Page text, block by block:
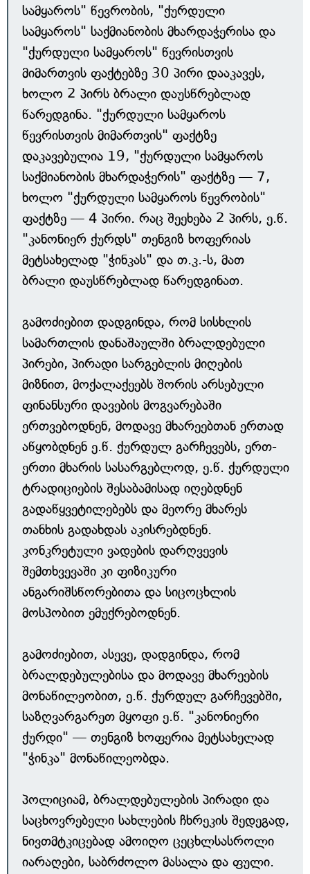
სამყაროს" წევრობის, "ქურდული
სამყაროს" საქმიანობის მხარდაჭერისა და
"ქურდული სამყაროს" წევრისთვის
მიმართვის ფაქტებზე 30 პირი დააკავეს,
ხოლო 2 პირს ბრალი დაუსწრებლად
წარედგინა. "ქურდული სამყაროს
წევრისთვის მიმართვის" ფაქტზე
დაკავებულია 19, "ქურდული სამყაროს
საქმიანობის მხარდაჭერის" ფაქტზე — 7,
ხოლო "ქურდული სამყაროს წევრობის"
ფაქტზე — 4 პირი. რაც შეეხება 2 პირს, ე.წ.
"კანონიერ ქურდს" თენგიზ ხოფერიას
მეტსახელად "ჭინკას" და თ.კ.-ს, მათ
ბრალი დაუსწრებლად წარედგინათ.
გამოძიებით დადგინდა, რომ სისხლის
სამართლის დანაშაულში ბრალდებული
პირები, პირადი სარგებლის მიღების
მიზნით, მოქალაქეებს შორის არსებული
ფინანსური დავების მოგვარებაში
ერთვებოდნენ, მოდავე მხარეებთან ერთად
აწყობდნენ ე.წ. ქურდულ გარჩევებს, ერთ-
ერთი მხარის სასარგებლოდ, ე.წ. ქურდული
ტრადიციების შესაბამისად იღებდნენ
გადაწყვეტილებებს და მეორე მხარეს
თანხის გადახდას აკისრებდნენ.
კონკრეტული ვადების დარღვევის
შემთხვევაში კი ფიზიკური
ანგარიშსწორებითა და სიცოცხლის
მოსპობით ემუქრებოდნენ.
გამოძიებით, ასევე, დადგინდა, რომ
ბრალდებულებისა და მოდავე მხარეების
მონაწილეობით, ე.წ. ქურდულ გარჩევებში,
საზღვარგარეთ მყოფი ე.წ. "კანონიერი
ქურდი" — თენგიზ ხოფერია მეტსახელად
"ჭინკა" მონაწილეობდა.
პოლიციამ, ბრალდებულების პირადი და
საცხოვრებელი სახლების ჩხრეკის შედეგად,
ნივთმტკიცებად ამოიღო ცეცხლსასროლი
იარაღები, საბრძოლო მასალა და ფული.